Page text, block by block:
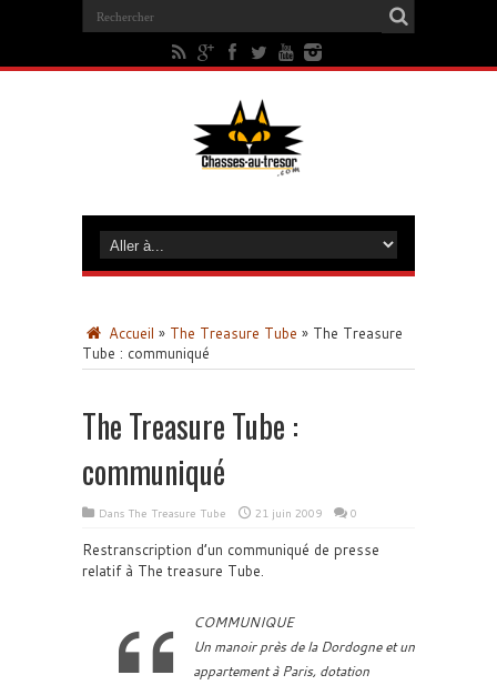
Accueil » The Treasure Tube » The Treasure
Tube : communiqué
The Treasure Tube :
communiqué
Dans The Treasure Tube 21 juin 2009 0
Restranscription d’un communiqué de presse
relatif à The treasure Tube.
COMMUNIQUE
Un manoir près de la Dordogne et un
appartement à Paris, dotation